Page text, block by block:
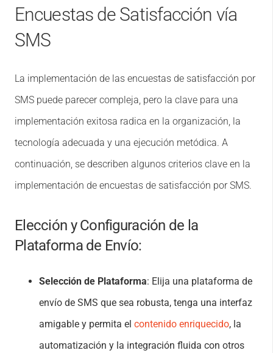
Encuestas de Satisfacción vía
SMS
La implementación de las encuestas de satisfacción por
SMS puede parecer compleja, pero la clave para una
implementación exitosa radica en la organización, la
tecnología adecuada y una ejecución metódica. A
continuación, se describen algunos criterios clave en la
implementación de encuestas de satisfacción por SMS.
Elección y Configuración de la
Plataforma de Envío:
Selección de Plataforma: Elija una plataforma de
envío de SMS que sea robusta, tenga una interfaz
amigable y permita el contenido enriquecido, la
automatización y la integración fluida con otros